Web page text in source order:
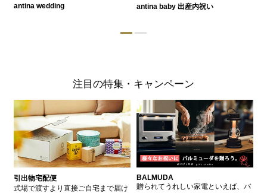
antina wedding antina baby 出産内祝い
注目の特集・キャンペーン
引出物宅配便
式場で渡すより直接ご自宅まで届け
BALMUDA
贈られてうれしい家電といえば、バ